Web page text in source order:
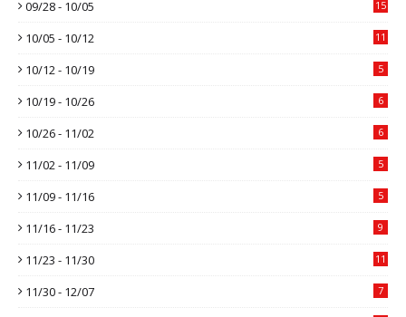
09/28 - 10/05 15
10/05 - 10/12 11
10/12 - 10/19 5
10/19 - 10/26 6
10/26 - 11/02 6
11/02 - 11/09 5
11/09 - 11/16 5
11/16 - 11/23 9
11/23 - 11/30 11
11/30 - 12/07 7